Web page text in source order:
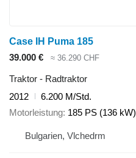
Case IH Puma 185
39.000 €
≈ 36.290 CHF
Traktor - Radtraktor
2012
6.200 M/Std.
Motorleistung 185 PS (136 kW)
Bulgarien, Vlchedrm